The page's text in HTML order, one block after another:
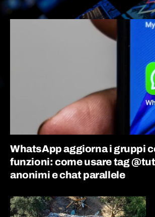
WhatsApp aggiorna i gruppi
funzioni: come usare tag
anonimi e chat parallele